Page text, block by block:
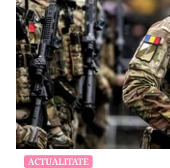
ACTUALITATE